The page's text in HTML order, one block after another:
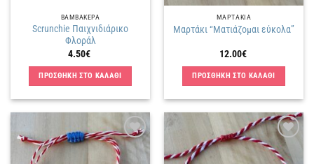
ΒΑΜΒΑΚΕΡΑ
Scrunchie Παιχνιδιάρικο
Φλοράλ
4.50€
ΠΡΟΣΘΗΚΗ ΣΤΟ ΚΑΛΑΘΙ
ΜΑΡΤΑΚΙΑ
Μαρτάκι “Ματιάζομαι εύκολα”
12.00€
ΠΡΟΣΘΗΚΗ ΣΤΟ ΚΑΛΑΘΙ
Πρόσθήκη
στην
Πρόσθήκη
στην